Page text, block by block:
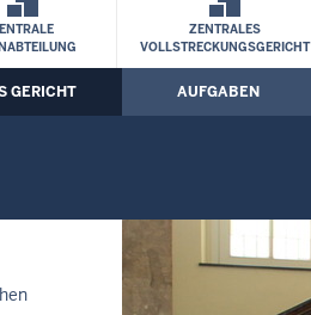
Volltext-SucheZENTRALES
VOLLSTRECKUNGSGERICHT
GERICHT AUFGABEN